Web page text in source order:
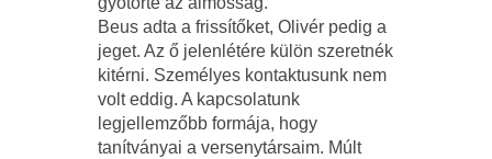
Beus adta a frissítőket, Olivér pedig a
jeget. Az ő jelenlétére külön szeretnék
kitérni. Személyes kontaktusunk nem
volt eddig. A kapcsolatunk
legjellemzőbb formája, hogy
tanítványai a versenytársaim. Múlt